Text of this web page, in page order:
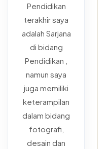
Pendidikan
terakhir saya
adalah Sarjana
di bidang
Pendidikan ,
namun saya
juga memiliki
keterampilan
dalam bidang
fotografi,
desain dan